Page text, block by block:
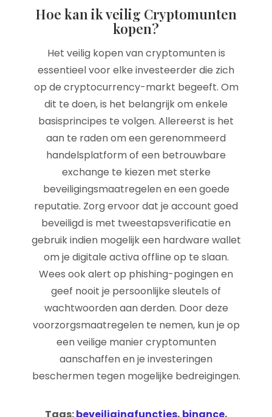
Hoe kan ik veilig Cryptomunten
kopen?
Het veilig kopen van cryptomunten is
essentieel voor elke investeerder die zich
op de cryptocurrency-markt begeeft. Om
dit te doen, is het belangrijk om enkele
basisprincipes te volgen. Allereerst is het
aan te raden om een gerenommeerd
handelsplatform of een betrouwbare
exchange te kiezen met sterke
beveiligingsmaatregelen en een goede
reputatie. Zorg ervoor dat je account goed
beveiligd is met tweestapsverificatie en
gebruik indien mogelijk een hardware wallet
om je digitale activa offline op te slaan.
Wees ook alert op phishing-pogingen en
geef nooit je persoonlijke sleutels of
wachtwoorden aan derden. Door deze
voorzorgsmaatregelen te nemen, kun je op
een veilige manier cryptomunten
aanschaffen en je investeringen
beschermen tegen mogelijke bedreigingen.